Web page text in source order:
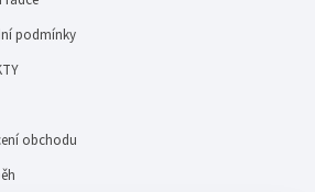
podmínky
obchodu